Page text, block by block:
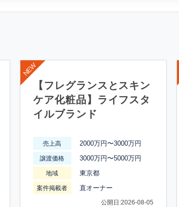
【フレグランスとスキン
ケア化粧品】ライフスタ
イルブランド
売上高 2000万円〜3000万円
譲渡価格 3000万円〜5000万円
地域 東京都
案件掲載者 直オーナー
公開日:2026-08-05